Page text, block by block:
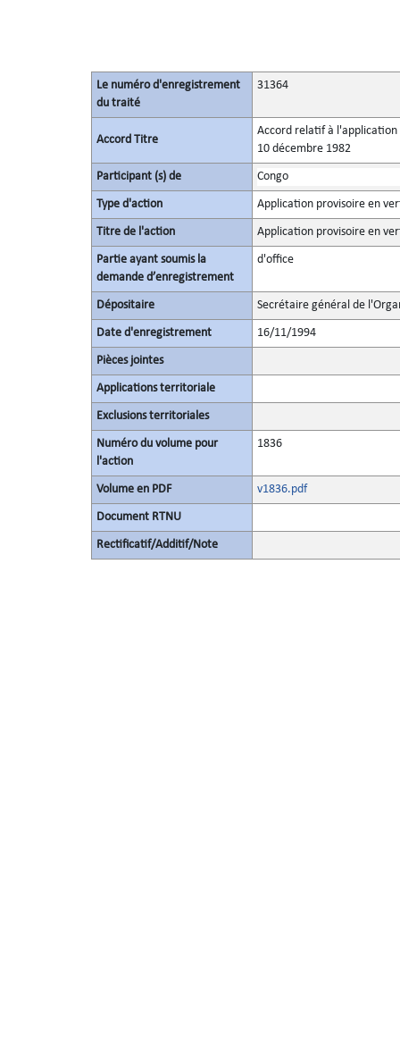
Le numéro d'enregistrement
du traité
31364
Accord Titre
Accord relatif à l'application
10 décembre 1982
Participant (s) de Congo
Type d'action Application provisoire en
Titre de l'action Application provisoire en
Partie ayant soumis la
demande d’enregistrement
d'office
Dépositaire Secrétaire général de
Date d'enregistrement 16/11/1994
Pièces jointes
Applications territoriale
Exclusions territoriales
Numéro du volume pour
l'action
1836
Volume en PDF v1836.pdf
Document RTNU
Rectificatif/Additif/Note